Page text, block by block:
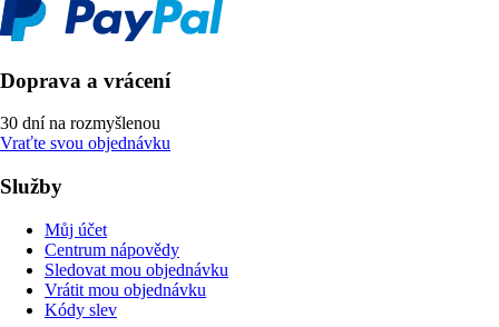
Doprava a vrácení
30 dní na rozmyšlenou
Vraťte svou objednávku
Služby
Můj účet
Centrum nápovědy
Sledovat mou objednávku
Vrátit mou objednávku
Kódy slev